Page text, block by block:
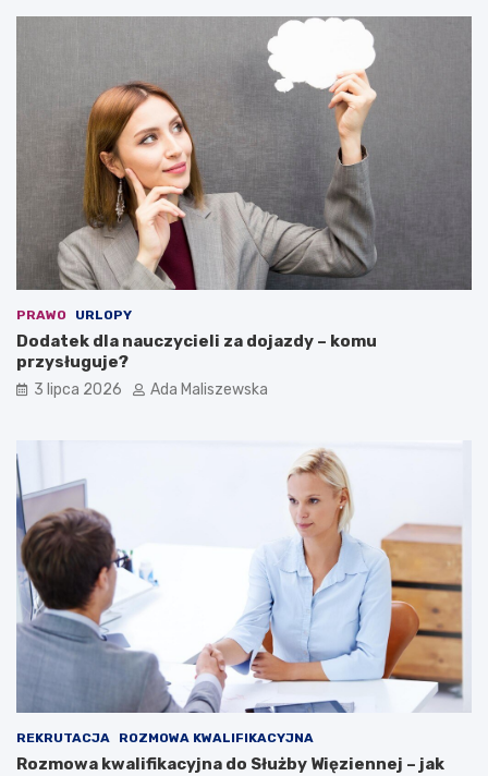
PRAWO URLOPY
Dodatek dla nauczycieli za dojazdy – komu
przysługuje?
3 lipca 2026 Ada Maliszewska
REKRUTACJA ROZMOWA KWALIFIKACYJNA
Rozmowa kwalifikacyjna do Służby Więziennej – jak